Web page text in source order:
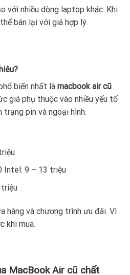
với nhiều dòng laptop khác. Khi
bán lại với giá hợp lý.
biến nhất là macbook air cũ
giá phụ thuộc vào nhiều yếu tố
trạng pin và ngoại hình.
Intel: 9 – 13 triệu
hàng và chương trình ưu đãi. Vì
khi mua.
MacBook Air cũ chất